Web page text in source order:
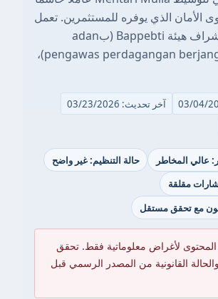
الأمان الذي يوفره للمستثمرين. تعمل
الشركة تحت إشراف هيئة Bappebti (بadan
pengawas perdagangan berjangka komoditi)،
آخر تحديث: 03/23/2026
عالي المخاطر
حالة التنظيم: غير واضح
مقلقة
مع تحقق مستقل
المحتوى لأغراض معلوماتية فقط. تحقق
القانونية من المصدر الرسمي قبل